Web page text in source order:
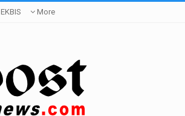
EKBIS More